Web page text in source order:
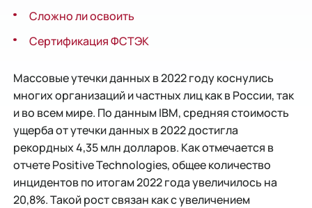
Сложно ли освоить
Сертификация ФСТЭК
Массовые утечки данных в 2022 году коснулись
многих организаций и частных лиц как в России, так
и во всем мире. По данным IBM, средняя стоимость
ущерба от утечки данных в 2022 достигла
рекордных 4,35 млн долларов. Как отмечается в
отчете Positive Technologies, общее количество
инцидентов по итогам 2022 года увеличилось на
20,8%. Такой рост связан как с увеличением